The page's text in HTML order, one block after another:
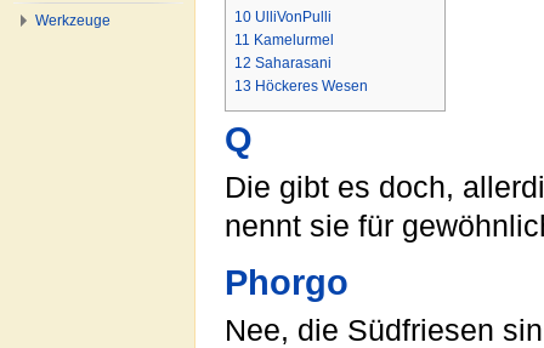
10 UlliVonPulli
11 Kamelurmel
12 Saharasani
13 Höckeres Wesen
Q
Die gibt es doch,
nennt sie für
Phorgo
Nee, die Südfriesen
Werkzeuge